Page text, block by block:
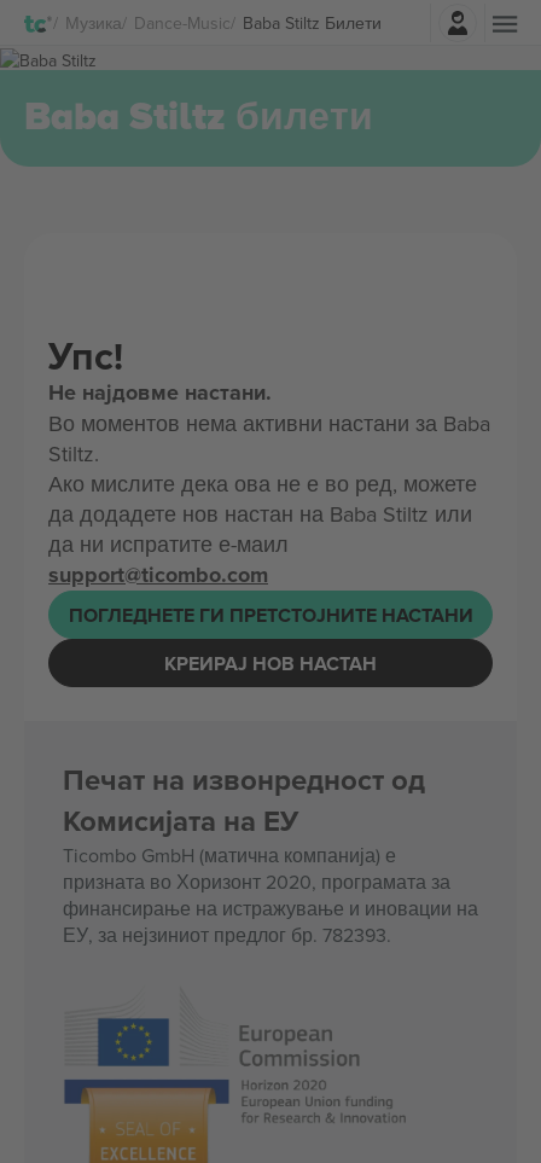
Музика Dance-Music Baba Stiltz Билети
Најави се
Baba Stiltz билети
Упс!
Не најдовме настани.
Во моментов нема активни настани за Baba
Stiltz.
Ако мислите дека ова не е во ред, можете
да додадете нов настан на Baba Stiltz или
да ни испратите е-маил
support@ticombo.com
ПОГЛЕДНЕТЕ ГИ ПРЕТСТОЈНИТЕ НАСТАНИ
КРЕИРАЈ НОВ НАСТАН
Печат на извонредност од
Комисијата на ЕУ
Ticombo GmbH (матична компанија) е
призната во Хоризонт 2020, програмата за
финансирање на истражување и иновации на
ЕУ, за нејзиниот предлог бр. 782393.